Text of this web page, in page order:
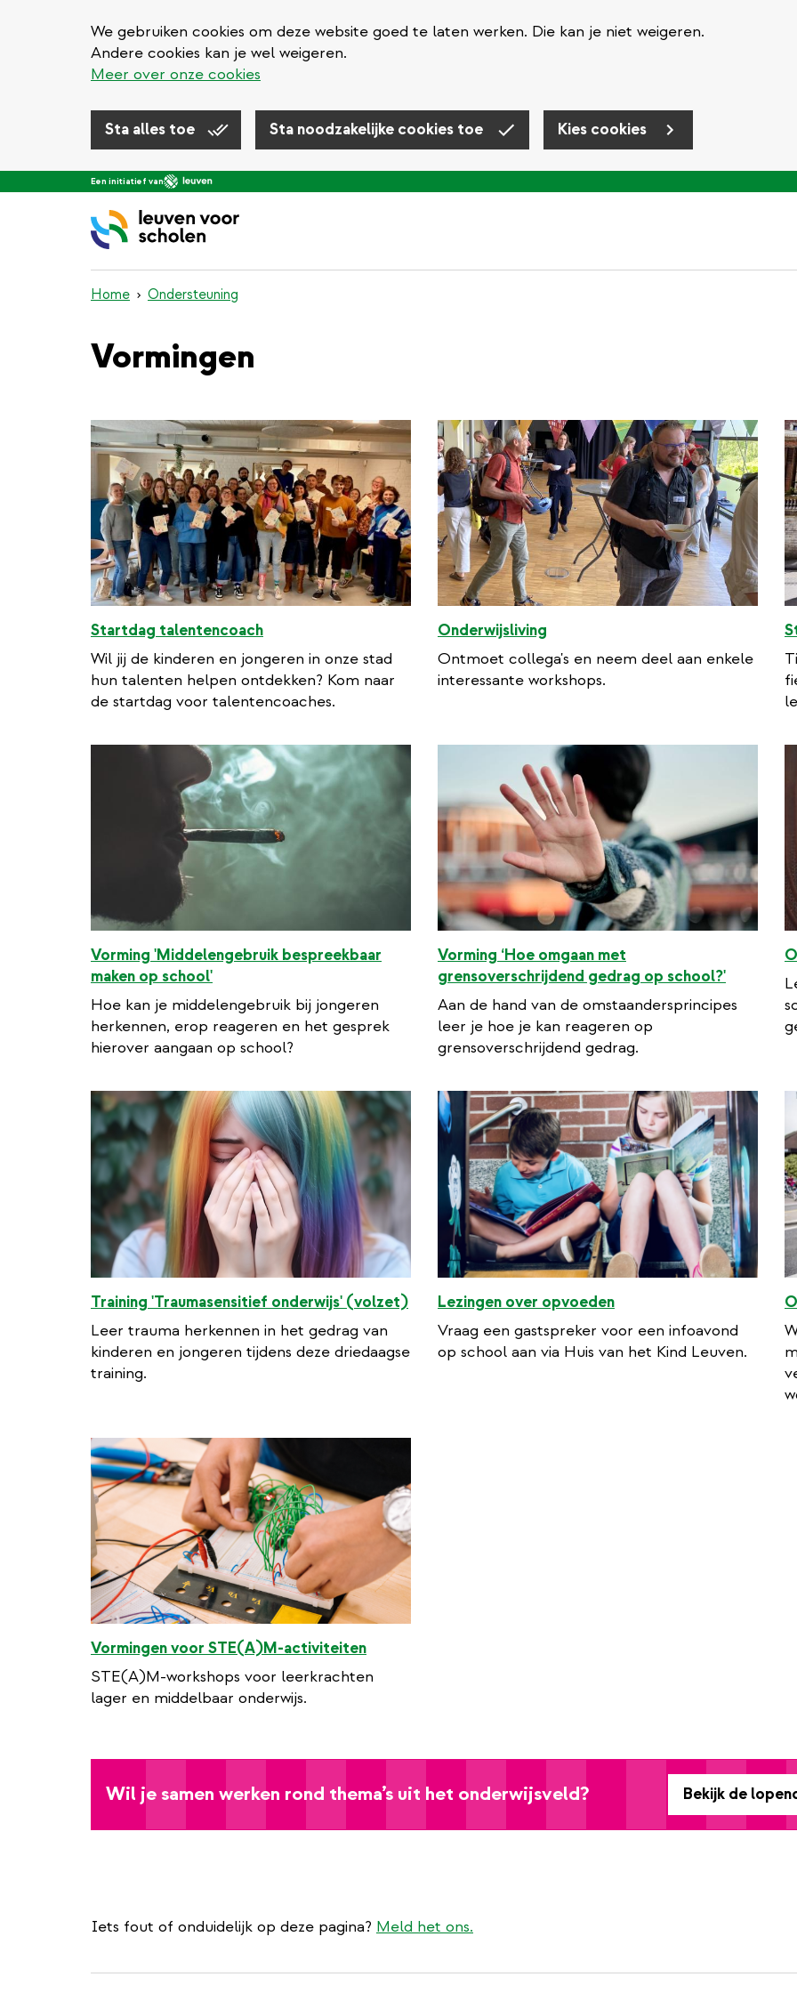
We gebruiken cookies om deze website goed te laten werken. Die kan je niet weigeren.
Andere cookies kan je wel weigeren.
Meer over onze cookies
Sta alles toe Sta noodzakelijke cookies toe Kies cookies
OverslaanEen initiatief van
Home Ondersteuning
Vormingen
Startdag talentencoach
Wil jij de kinderen en jongeren in onze stad
hun talenten helpen ontdekken? Kom naar
de startdag voor talentencoaches.
Onderwijsliving
Ontmoet collega's en neem deel aan enkele
interessante workshops.
Vorming 'Middelengebruik bespreekbaar
maken op school'
Hoe kan je middelengebruik bij jongeren
herkennen, erop reageren en het gesprek
hierover aangaan op school?
Vorming ‘Hoe omgaan met
grensoverschrijdend gedrag op school?'
Aan de hand van de omstaandersprincipes
leer je hoe je kan reageren op
grensoverschrijdend gedrag.
e
x
r
i
n
k
Training 'Traumasensitief onderwijs' (volzet)
Leer trauma herkennen in het gedrag van
kinderen en jongeren tijdens deze driedaagse
training.
Lezingen over opvoeden
Vraag een gastspreker voor een infoavond
op school aan via Huis van het Kind Leuven.
Vormingen voor STE(A)M-activiteiten
STE(A)M-workshops voor leerkrachten
lager en middelbaar onderwijs.
Bekijk de
Wil je samen werken rond thema’s uit het onderwijsveld?
Iets fout of onduidelijk op deze pagina? Meld het ons.